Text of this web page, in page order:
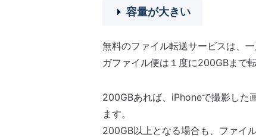
容量が大きい
無料のファイル転送サービスは、
ガファイル便は１度に200GBまで
200GBあれば、iPhoneで撮影した
ます。
200GB以上となる場合も、ファイ